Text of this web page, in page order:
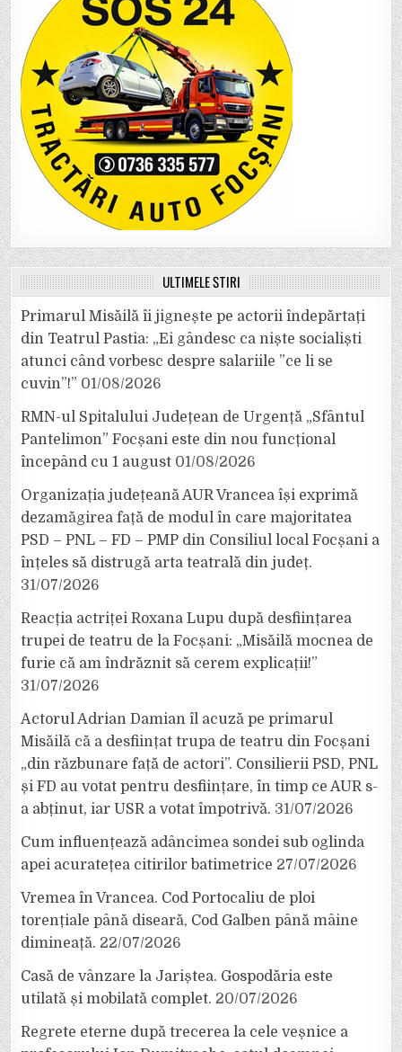
ULTIMELE ȘTIRI
Primarul Misăilă îi jignește pe actorii îndepărtați
din Teatrul Pastia: „Ei gândesc ca niște socialiști
atunci când vorbesc despre salariile ”ce li se
cuvin”!” 01/08/2026
RMN-ul Spitalului Județean de Urgență „Sfântul
Pantelimon” Focșani este din nou funcțional
începând cu 1 august 01/08/2026
Organizația județeană AUR Vrancea își exprimă
dezamăgirea față de modul în care majoritatea
PSD – PNL – FD – PMP din Consiliul local Focșani a
înțeles să distrugă arta teatrală din județ.
31/07/2026
Reacția actriței Roxana Lupu după desființarea
trupei de teatru de la Focșani: „Misăilă mocnea de
furie că am îndrăznit să cerem explicații!”
31/07/2026
Actorul Adrian Damian îl acuză pe primarul
Misăilă că a desființat trupa de teatru din Focșani
„din răzbunare față de actori”. Consilierii PSD, PNL
și FD au votat pentru desființare, în timp ce AUR s-
a abținut, iar USR a votat împotrivă. 31/07/2026
Cum influențează adâncimea sondei sub oglinda
apei acuratețea citirilor batimetrice 27/07/2026
Vremea în Vrancea. Cod Portocaliu de ploi
torențiale până diseară, Cod Galben până mâine
dimineață. 22/07/2026
Casă de vânzare la Jariștea. Gospodăria este
utilată și mobilată complet. 20/07/2026
Regrete eterne după trecerea la cele veșnice a